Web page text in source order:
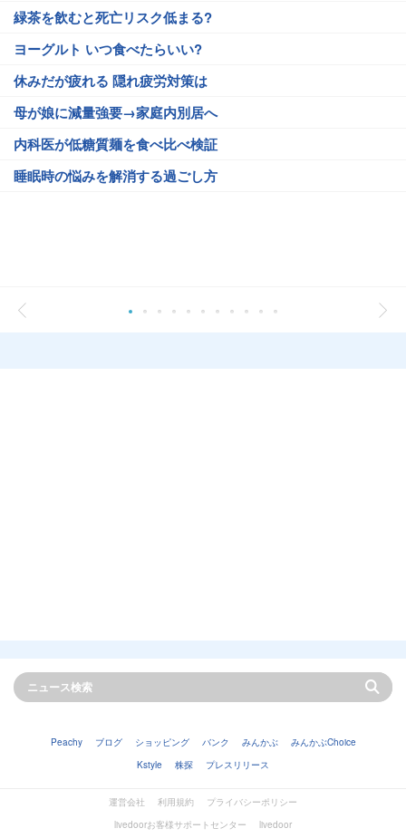
緑茶を飲むと死亡リスク低まる?
ヨーグルト いつ食べたらいい?
休みだが疲れる 隠れ疲労対策は
母が娘に減量強要→家庭内別居へ
内科医が低糖質麺を食べ比べ検証
睡眠時の悩みを解消する過ごし方
Peachy ブログ ショッピング バンク みんかぶ
みんかぶChoice
Kstyle
株探 プレスリリース
運営会社 利用規約
プライバシーポリシー
livedoorお客様サポートセンター
livedoor